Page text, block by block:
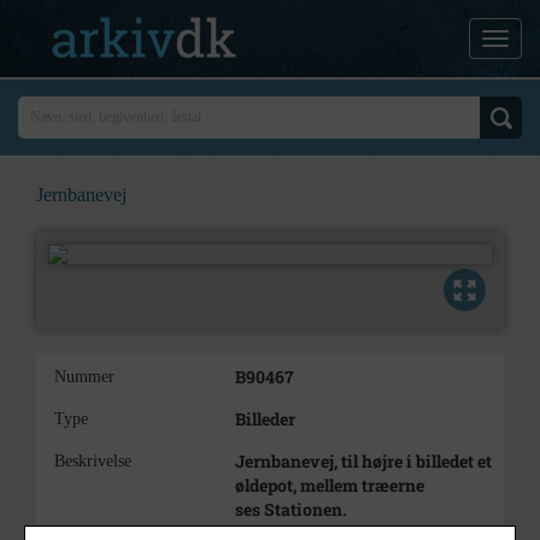
Jernbanevej
Nummer B90467
Type Billeder
Beskrivelse
Jernbanevej, til højre i billedet et
øldepot, mellem træerne
ses Stationen.